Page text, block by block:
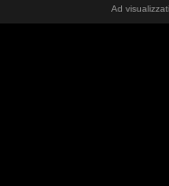
Ad